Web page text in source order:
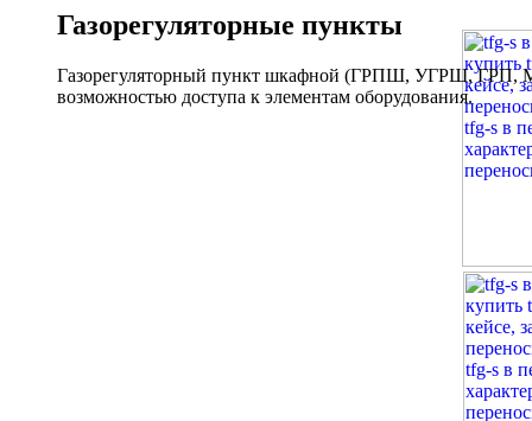
Газорегуляторные пункты
Газорегуляторный пункт шкафной (ГРПШ, УГРШ, ГРП,
возможностью доступа к элементам оборудования.